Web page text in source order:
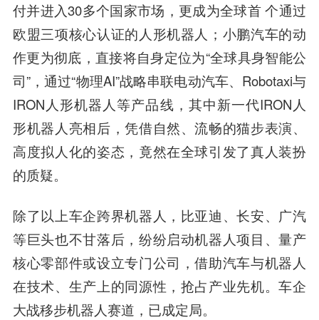
付并进入30多个国家市场，更成为全球首 个通过
欧盟三项核心认证的人形机器人；小鹏汽车的动
作更为彻底，直接将自身定位为“全球具身智能公
司”，通过“物理AI”战略串联电动汽车、Robotaxi与
IRON人形机器人等产品线，其中新一代IRON人
形机器人亮相后，凭借自然、流畅的猫步表演、
高度拟人化的姿态，竟然在全球引发了真人装扮
的质疑。
除了以上车企跨界机器人，比亚迪、长安、广汽
等巨头也不甘落后，纷纷启动机器人项目、量产
核心零部件或设立专门公司，借助汽车与机器人
在技术、生产上的同源性，抢占产业先机。车企
大战移步机器人赛道，已成定局。